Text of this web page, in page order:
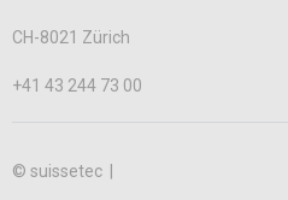
CH-8021 Zürich
+41 43 244 73 00
© suissetec |